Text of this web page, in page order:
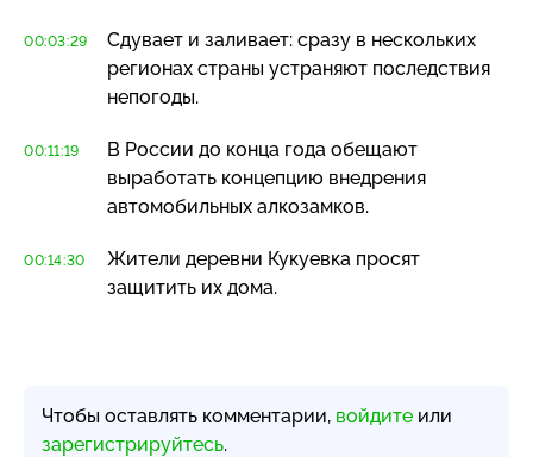
00:03:29
Сдувает и заливает: сразу в нескольких
регионах страны устраняют последствия
непогоды.
00:11:19
В России до конца года обещают
выработать концепцию внедрения
автомобильных алкозамков.
00:14:30
Жители деревни Кукуевка просят
защитить их дома.
Чтобы оставлять комментарии, войдите или
зарегистрируйтесь.